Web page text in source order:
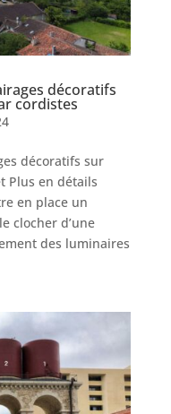
décoratifs
cordistes
décoratifs sur
Plus en détails
en place un
clocher d’une
des luminaires